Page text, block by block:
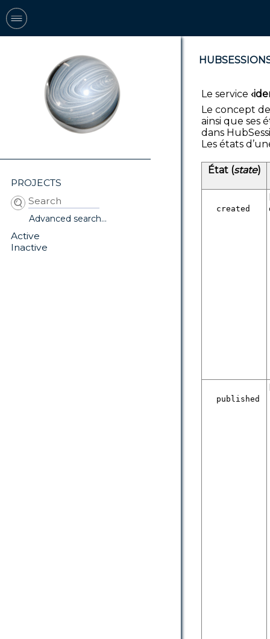
PROJECTS
Advanced search...
Active
Inactive
Le service
Le concept
ainsi que ses
dans
Les états
État (state)
created
published